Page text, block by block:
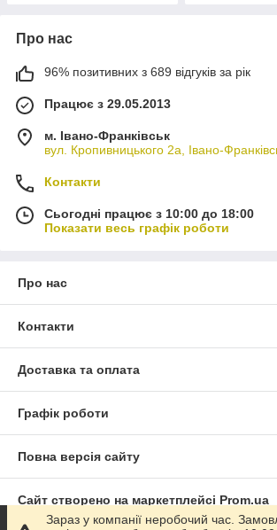
Про нас
96% позитивних з 689 відгуків за рік
Працює з 29.05.2013
м. Івано-Франківськ
вул. Кропивницького 2а, Івано-
Контакти
Сьогодні працює з 10:00 до 18:00
Показати весь графік роботи
Про нас
Контакти
Доставка та оплата
Графік роботи
Повна версія сайту
Сайт створено на маркетплейсі Prom.ua
Зараз у компанії неробочий час.